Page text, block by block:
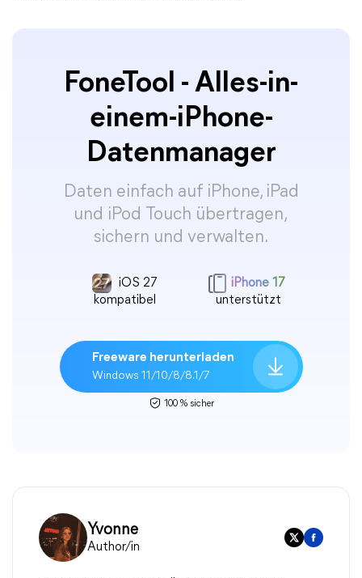
FoneTool - Alles-in-
einem-iPhone-
Datenmanager
Daten einfach auf iPhone, iPad
und iPod Touch übertragen,
sichern und verwalten.
iOS 27
kompatibel
iPhone 17
unterstützt
Freeware herunterladen
Windows 11/10/8/8.1/7
100 % sicher
Yvonne
Author/in